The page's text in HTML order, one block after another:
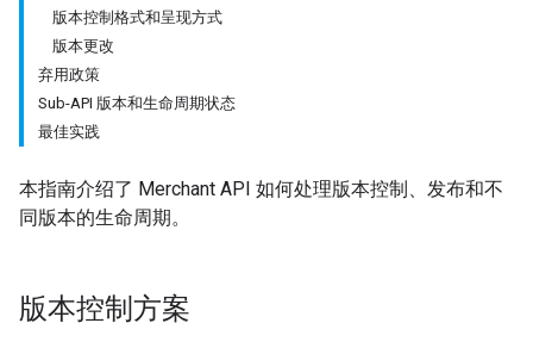
版本控制格式和呈现方式
版本更改
弃用政策
Sub-API 版本和生命周期状态
最佳实践
本指南介绍了 Merchant API 如何处理版本控制、发布和不
同版本的生命周期。
版本控制方案